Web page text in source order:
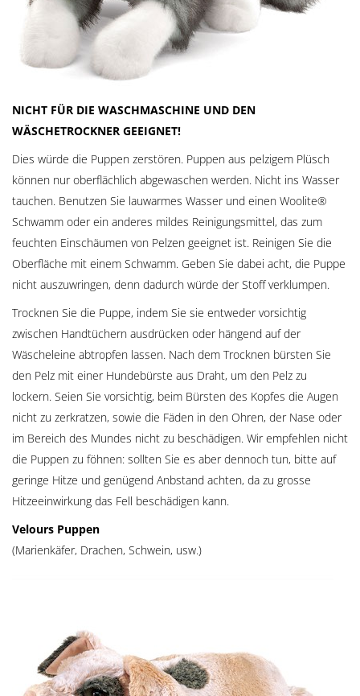
NICHT FÜR DIE WASCHMASCHINE UND DEN
WÄSCHETROCKNER GEEIGNET!
Dies würde die Puppen zerstören. Puppen aus pelzigem Plüsch
können nur oberflächlich abgewaschen werden. Nicht ins Wasser
tauchen. Benutzen Sie lauwarmes Wasser und einen Woolite®
Schwamm oder ein anderes mildes Reinigungsmittel, das zum
feuchten Einschäumen von Pelzen geeignet ist. Reinigen Sie die
Oberfläche mit einem Schwamm. Geben Sie dabei acht, die Puppe
nicht auszuwringen, denn dadurch würde der Stoff verklumpen.
Trocknen Sie die Puppe, indem Sie sie entweder vorsichtig
zwischen Handtüchern ausdrücken oder hängend auf der
Wäscheleine abtropfen lassen. Nach dem Trocknen bürsten Sie
den Pelz mit einer Hundebürste aus Draht, um den Pelz zu
lockern. Seien Sie vorsichtig, beim Bürsten des Kopfes die Augen
nicht zu zerkratzen, sowie die Fäden in den Ohren, der Nase oder
im Bereich des Mundes nicht zu beschädigen. Wir empfehlen nicht
die Puppen zu föhnen: sollten Sie es aber dennoch tun, bitte auf
geringe Hitze und genügend Anbstand achten, da zu grosse
Hitzeeinwirkung das Fell beschädigen kann.
Velours Puppen
(Marienkäfer, Drachen, Schwein, usw.)